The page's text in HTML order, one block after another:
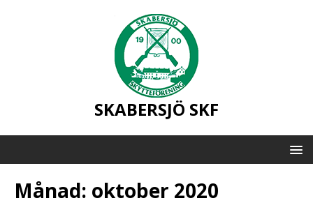
SKABERSJÖ SKF
Månad: oktober 2020